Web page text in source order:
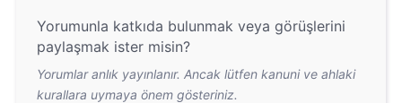
Yorumunla katkıda bulunmak veya görüşlerini
paylaşmak ister misin?
Yorumlar anlık yayınlanır. Ancak lütfen kanuni ve ahlaki
kurallara uymaya önem gösteriniz.